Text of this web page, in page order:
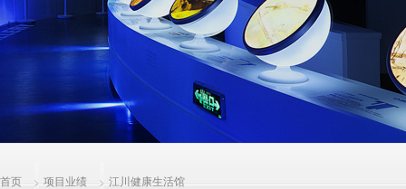
首页 项目业绩 江川健康生活馆